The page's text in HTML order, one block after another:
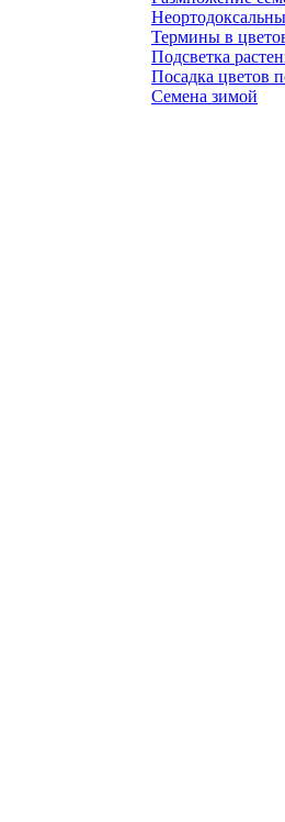
Термины в
Подсветка
Посадка цветов
Семена зимой